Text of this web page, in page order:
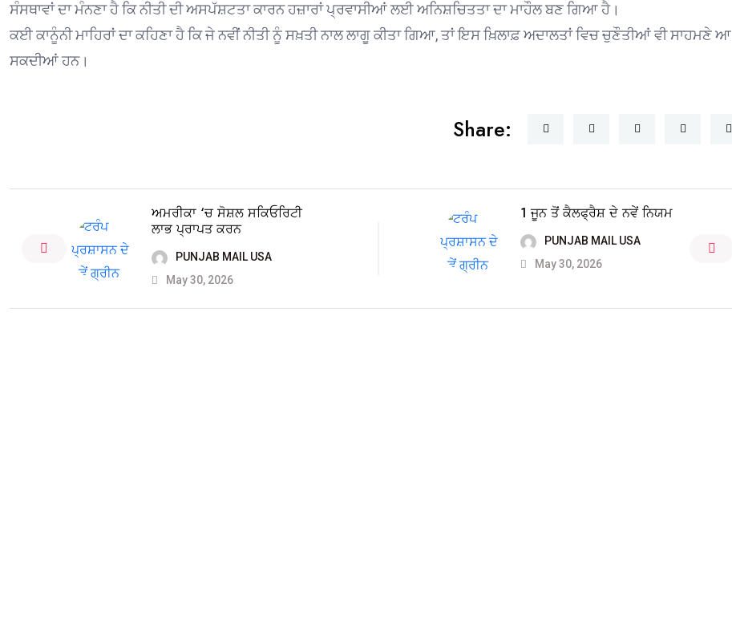
ਸੰਸਥਾਵਾਂ ਦਾ ਮੰਨਣਾ ਹੈ ਕਿ ਨੀਤੀ ਦੀ ਅਸਪੱਸ਼ਟਤਾ ਕਾਰਨ ਹਜ਼ਾਰਾਂ ਪ੍ਰਵਾਸੀਆਂ ਲਈ ਅਨਿਸ਼ਚਿਤਤਾ ਦਾ ਮਾਹੌਲ ਬਣ ਗਿਆ ਹੈ।
ਕਈ ਕਾਨੂੰਨੀ ਮਾਹਿਰਾਂ ਦਾ ਕਹਿਣਾ ਹੈ ਕਿ ਜੇ ਨਵੀਂ ਨੀਤੀ ਨੂੰ ਸਖ਼ਤੀ ਨਾਲ ਲਾਗੂ ਕੀਤਾ ਗਿਆ, ਤਾਂ ਇਸ ਖ਼ਿਲਾਫ਼ ਅਦਾਲਤਾਂ ਵਿਚ ਚੁਣੌਤੀਆਂ ਵੀ ਸਾਹਮਣੇ ਆ
ਸਕਦੀਆਂ ਹਨ।
Share:
ਅਮਰੀਕਾ ‘ਚ ਸੋਸ਼ਲ ਸਕਿਓਰਿਟੀ
ਲਾਭ ਪ੍ਰਾਪਤ ਕਰਨ
PUNJAB MAIL USA
May 30, 2026
1 ਜੂਨ ਤੋਂ ਕੈਲਫ੍ਰੈਸ਼ ਦੇ ਨਵੇਂ ਨਿਯਮ
PUNJAB MAIL USA
May 30, 2026